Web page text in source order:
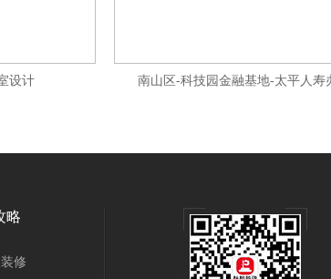
设计 南山区-科技园金融基地-太平人寿
略
修